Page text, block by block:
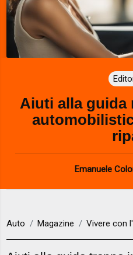
Aiuti alla guida
Emanuele
Auto Magazine Vivere con